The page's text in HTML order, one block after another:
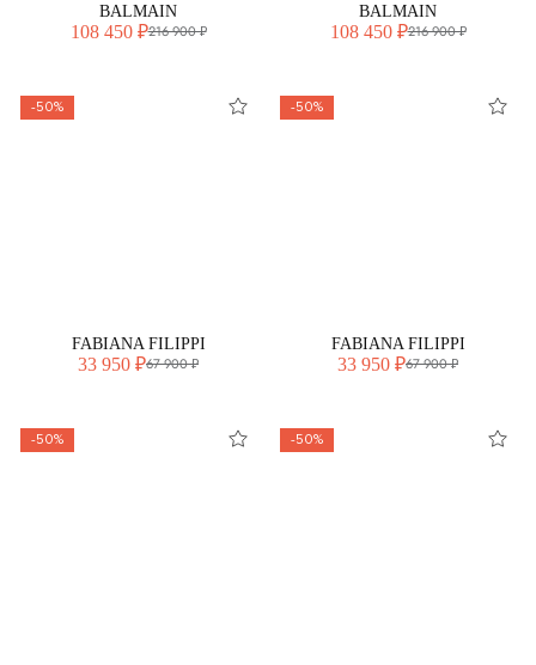
BALMAIN
108 450 ₽216 900 ₽
BALMAIN
108 450 ₽216 900 ₽
-50%
FABIANA FILIPPI
33 950 ₽67 900 ₽
-50%
FABIANA FILIPPI
33 950 ₽67 900 ₽
-50% -50%